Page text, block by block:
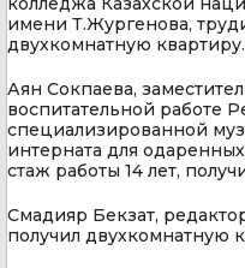
имени Т.Жургенова,
двухкомнатную квартиру.
Аян Сокпаева,
воспитательной работе
специализированной
интерната для
стаж работы 14 лет,
Смадияр Бекзат,
получил двухкомнатную